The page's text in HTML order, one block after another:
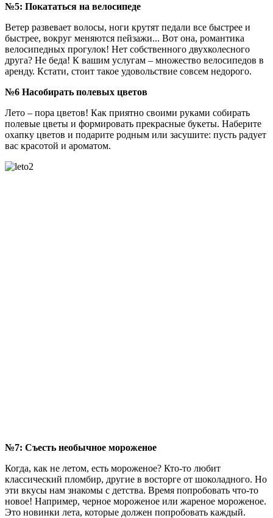
№5: Покататься на велосипеде
Ветер развевает волосы, ноги крутят педали все быстрее и
быстрее, вокруг меняются пейзажи... Вот она, романтика
велосипедных прогулок! Нет собственного двухколесного
друга? Не беда! К вашим услугам – множество велосипедов в
аренду. Кстати, стоит такое удовольствие совсем недорого.
№6 Насобирать полевых цветов
Лето – пора цветов! Как приятно своими руками собирать
полевые цветы и формировать прекрасные букеты. Наберите
охапку цветов и подарите родным или засушите: пусть радует
вас красотой и ароматом.
№7: Съесть необычное мороженое
Когда, как не летом, есть мороженое? Кто-то любит
классический пломбир, другие в восторге от шоколадного. Но
эти вкусы нам знакомы с детства. Время попробовать что-то
новое! Например, черное мороженое или жареное мороженое.
Это новинки лета, которые должен попробовать каждый.